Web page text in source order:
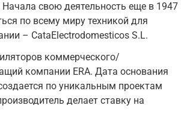
свою деятельность еще в 1947
по всему миру техникой для
– CataElectrodomesticos S.L.
коммерческого/
компании ERA. Дата основания
по уникальным проектам
делает ставку на